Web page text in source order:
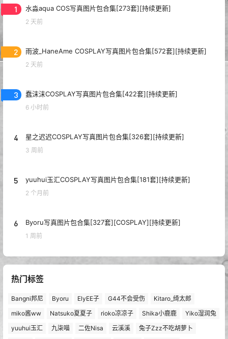
1 水淼aqua COS写真图片包合集[273套][持续更新]
2 天前
2 雨波_HaneAme COSPLAY写真图片包合集[572套][持续更新]
2 天前
3 蠢沫沫COSPLAY写真图片包合集[422套][持续更新]
6 小时前
4 星之迟迟COSPLAY写真图片包合集[326套][持续更新]
3 周前
5 yuuhui玉汇COSPLAY写真图片包合集[181套][持续更新]
2 个月前
6 Byoru写真图片包合集[327套][COSPLAY][持续更新]
1 周前
热门标签
Bangni邦尼 Byoru ElyEE子 G44不会受伤
Kitaro_绮太郎
miko酱ww
Natsuko夏夏子 rioko凉凉子 Shika小鹿鹿
Yiko湿润兔
yuuhui玉汇
九柒喵 二佐Nisa 云溪溪
兔子Zzz不吃胡萝卜